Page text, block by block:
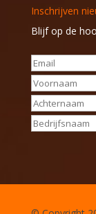
Inschrijven
Blijf op de